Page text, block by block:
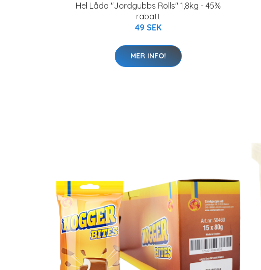
Hel Låda "Jordgubbs Rolls" 1,8kg - 45%
rabatt
49 SEK
MER INFO!